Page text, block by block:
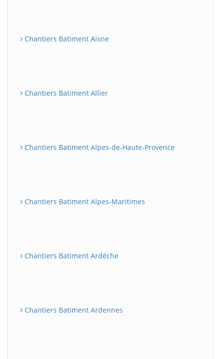
Chantiers Batiment Aisne
Chantiers Batiment Allier
Chantiers Batiment Alpes-de-Haute-Provence
Chantiers Batiment Alpes-Maritimes
Chantiers Batiment Ardèche
Chantiers Batiment Ardennes